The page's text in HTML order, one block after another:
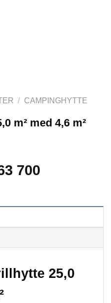
/ CAMPINGHYTTE
m² med 4,6 m²
700
kr.163
700.
25,0